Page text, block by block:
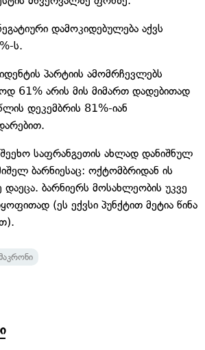
დამოკიდებულება აქვს
ს.
პარტიის ამომრჩევლებს
61% არის მის მიმართ დადებითად
დეკემბრის 81%-იან
საფრანგეთის ახლად დანიშნულ
ბარნიესაც: ოქტომბრიდან ის
ბარნიერს მოსახლეობის უკვე
(ეს ექვსი პუნქტით მეტია წინა